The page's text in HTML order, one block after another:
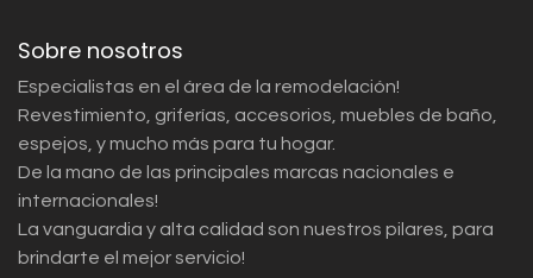
Sobre nosotros
Especialistas en el área de la remodelación!
Revestimiento, griferías, accesorios, muebles de baño,
espejos, y mucho más para tu hogar.
De la mano de las principales marcas nacionales e
internacionales!
La vanguardia y alta calidad son nuestros pilares, para
brindarte el mejor servicio!